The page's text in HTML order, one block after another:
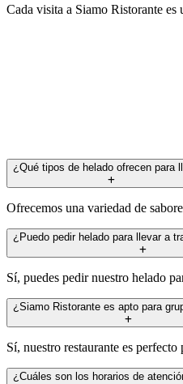
Cada visita a Siamo Ristorante es
¿Qué tipos de helado ofrecen para
Ofrecemos una variedad de
¿Puedo pedir helado para llevar a
Sí, puedes pedir nuestro helado
¿Siamo Ristorante es apto para
Sí, nuestro restaurante es
¿Cuáles son los horarios de